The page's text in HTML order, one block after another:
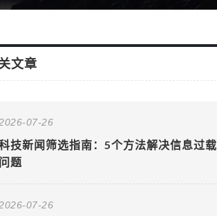
文章
07-26
技新闻筛选指南：5个方法解决信息过载
题
07-26